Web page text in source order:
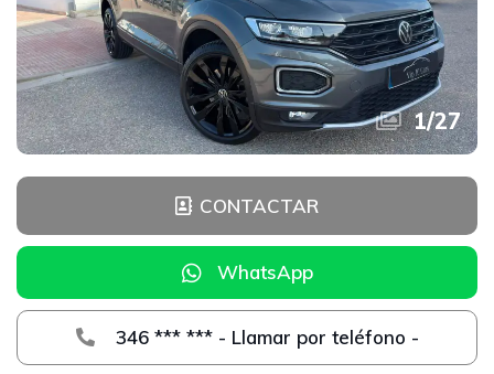
1/27
CONTACTAR
WhatsApp
346 *** *** - Llamar por teléfono -